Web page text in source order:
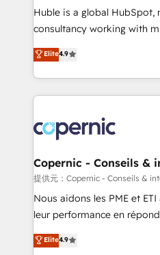
Get your sales team fully
pipeline and revenue
growth • Create content
buyers • Use AI to scale smarter Our
lasts. So if you're ready to become the most trusted
voice in your market, let’s
Huble is a global HubSpot,
consultancy working with
businesses. We go beyond implementation, shaping
the strategy, processes,
HubSpot into a genuine growth
HubSpot's Global Partner
worldwide, and with over
Huble has built a track
One company, one
across offices and
Canada, Germany, France,
South Africa. Certified compliant with ISO/IEC
international offices and
Elite4.9
Copernic - Conseils &
提供元：Copernic - Conseils &
Nous aidons les PME et
leur performance en
Intégration de HubSpot avec
téléphonie, etc.) • Alignement des équipes grâce à un
Elite4.9